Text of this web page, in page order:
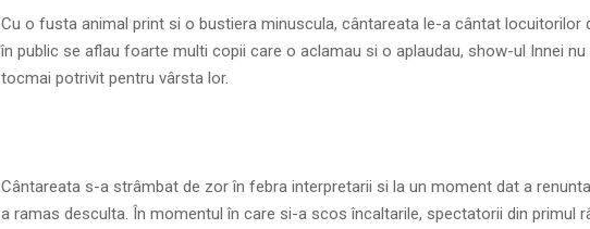
Cu o fusta animal print si o bustiera minuscula, cântareata le-a cântat locuitorilor
în public se aflau foarte multi copii care o aclamau si o aplaudau, show-ul Innei
tocmai potrivit pentru vârsta lor.
Cântareata s-a strâmbat de zor în febra interpretarii si la un moment dat a
a ramas desculta. În momentul în care si-a scos încaltarile, spectatorii din primul